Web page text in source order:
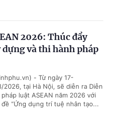
2026: Thúc đẩy
và thi hành pháp
- Từ ngày 17-
2026, tại Hà Nội, sẽ diễn ra Diễn
luật ASEAN năm 2026 với
“Ứng dụng trí tuệ nhân tạo...